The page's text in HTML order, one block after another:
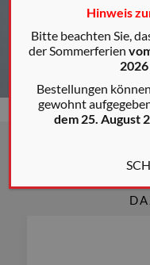
Hinweis
Bitte beachten Sie,
der Sommerferien
2026
Bestellungen
gewohnt
dem 25. August